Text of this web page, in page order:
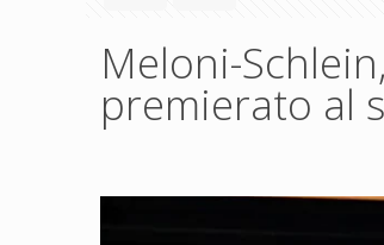
Meloni-
premierato al